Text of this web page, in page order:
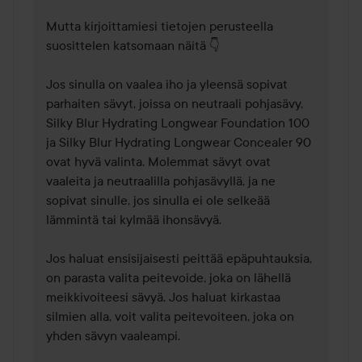
Mutta kirjoittamiesi tietojen perusteella
suosittelen katsomaan näitä 👇
Jos sinulla on vaalea iho ja yleensä sopivat
parhaiten sävyt, joissa on neutraali pohjasävy,
Silky Blur Hydrating Longwear Foundation 100
ja Silky Blur Hydrating Longwear Concealer 90
ovat hyvä valinta. Molemmat sävyt ovat
vaaleita ja neutraalilla pohjasävyllä, ja ne
sopivat sinulle, jos sinulla ei ole selkeää
lämmintä tai kylmää ihonsävyä.
Jos haluat ensisijaisesti peittää epäpuhtauksia,
on parasta valita peitevoide, joka on lähellä
meikkivoiteesi sävyä. Jos haluat kirkastaa
silmien alla, voit valita peitevoiteen, joka on
yhden sävyn vaaleampi.